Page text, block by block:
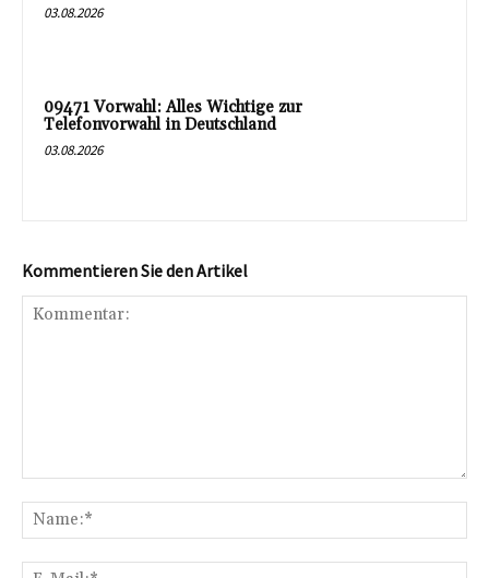
03.08.2026
09471 Vorwahl: Alles Wichtige zur
Telefonvorwahl in Deutschland
03.08.2026
Kommentieren Sie den Artikel